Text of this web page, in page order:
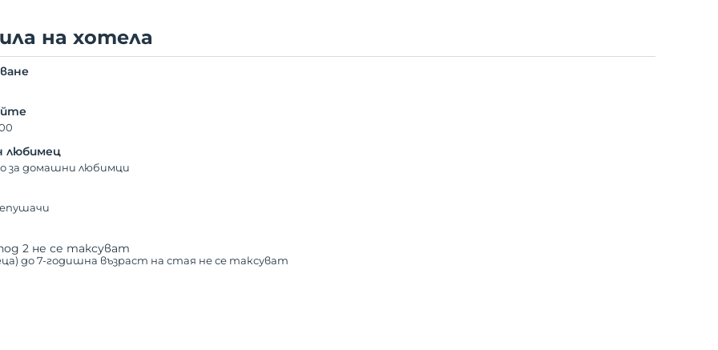
на хотела
любимец
за домашни любимци
2 не се таксуват
до 7-годишна възраст на стая не се таксуват